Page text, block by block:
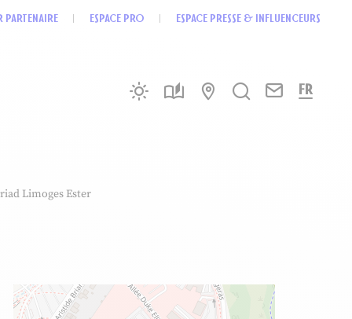
PARTENAIRE ESPACE PRO ESPACE PRESSE & INFLUENCEURS
Limoges Ester
MétéoBrochuresCarte interactive
Je recherche
Nous
FR